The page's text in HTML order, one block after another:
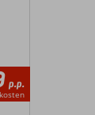
p.p.